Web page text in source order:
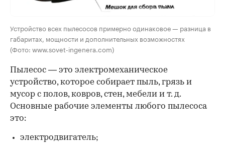
Устройство всех пылесосов примерно одинаковое — разница в
габаритах, мощности и дополнительных возможностях
(Фото: www.sovet-ingenera.com)
Пылесос — это электромеханическое
устройство, которое собирает пыль, грязь и
мусор с полов, ковров, стен, мебели и т. д.
Основные рабочие элементы любого пылесоса
это:
электродвигатель;